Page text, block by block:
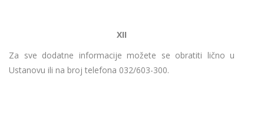
XII
Za sve dodatne informacije možete se obratiti lično u
Ustanovu ili na broj telefona 032/603-300.